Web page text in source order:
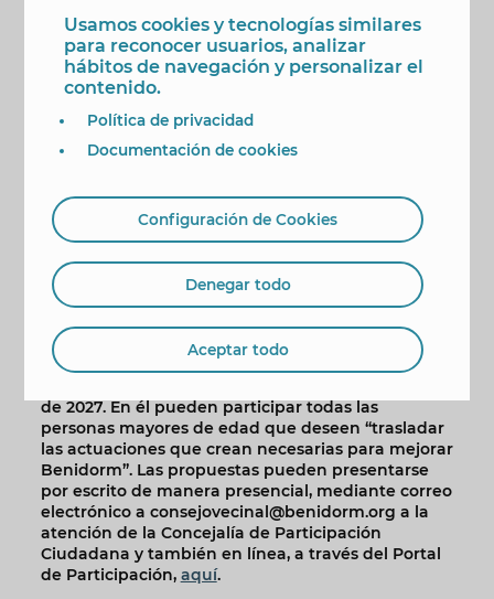
votan los vecinos de Benidorm”.
Asimismo, como complemento a la instalación
deportiva, se ha incorporado “una pasarela de
madera para permitir el acceso a las personas con
movilidad reducida”, lo que amplía el número de
posibles usuarios de una instalación deportiva
de 2017”, se ha convertido en punto de encuentro
de los amantes de esta actividad que ayuda “a
mejorar la fuerza, la resistencia, la flexibilidad y la
coordinación mediante ejercicios al aire libre en
un entorno privilegiado, como son nuestras
playas”.
Toni Pérez ha recordado que “hasta el 30 de
septiembre”, está abierto el plazo de presentación
de 2027. En él pueden participar todas las
personas mayores de edad que deseen “trasladar
las actuaciones que crean necesarias para mejorar
Benidorm”. Las propuestas pueden presentarse
por escrito de manera presencial, mediante correo
electrónico a consejovecinal@benidorm.org a la
atención de la Concejalía de Participación
Ciudadana y también en línea, a través del Portal
de Participación, aquí.
Usamos cookies y tecnologías similares
para reconocer usuarios, analizar
hábitos de navegación y personalizar el
contenido.
Política de privacidad
Documentación de cookies
Configuración de Cookies
Denegar todo
Aceptar todo